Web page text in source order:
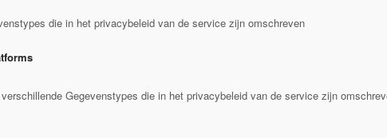
die in het privacybeleid van de service zijn omschreven
Gegevenstypes die in het privacybeleid van de service zijn